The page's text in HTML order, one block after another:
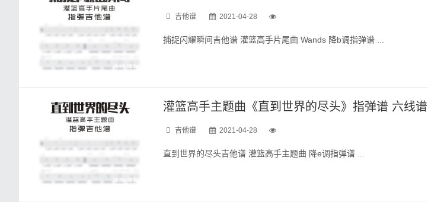
吉他谱 2021-04-28
捕捉闪耀瞬间吉他谱 灌篮高手片尾曲 Wands 降b调指弹谱 ...
灌篮高手主题曲《直到世界的尽头》指弹谱 六线谱
吉他谱 2021-04-28
直到世界的尽头吉他谱 灌篮高手主题曲 降e调指弹谱 ...